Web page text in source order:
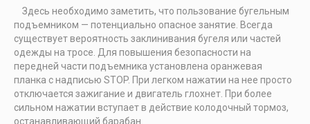
Здесь необходимо заметить, что пользование бугельным
подъемником — потенциально опасное занятие. Всегда
существует вероятность заклинивания бугеля или частей
одежды на тросе. Для повышения безопасности на
передней части подъемника установлена оранжевая
планка с надписью STOP. При легком нажатии на нее просто
отключается зажигание и двигатель глохнет. При более
сильном нажатии вступает в действие колодочный тормоз,
останавливающий барабан.